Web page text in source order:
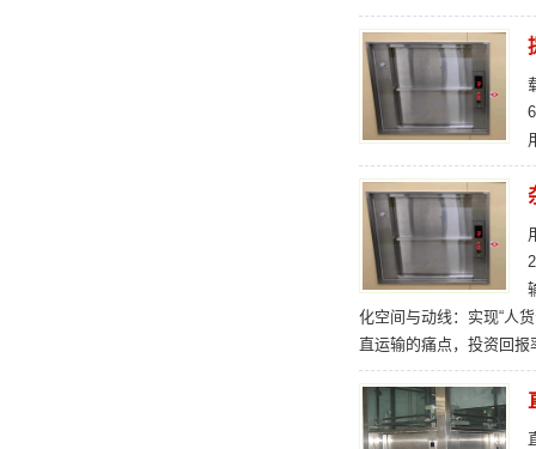
化空间与动线：实现“人
直运输的痛点，投资回报